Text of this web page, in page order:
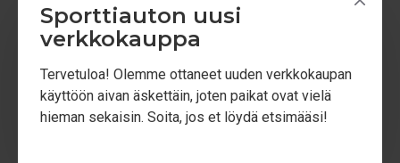
Sporttiauton uusi
verkkokauppa
Tervetuloa! Olemme ottaneet uuden verkkokaupan
käyttöön aivan äskettäin, joten paikat ovat vielä
hieman sekaisin. Soita, jos et löydä etsimääsi!